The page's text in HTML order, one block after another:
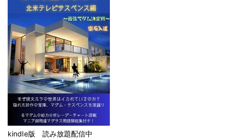
kindle版 読み放題配信中